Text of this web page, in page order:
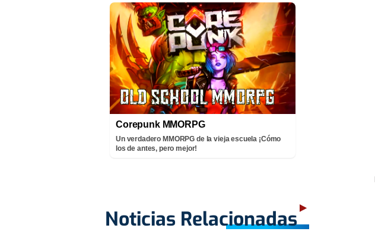
Corepunk MMORPG
Un verdadero MMORPG de la vieja escuela ¡Cómo
los de antes, pero mejor!
Noticias Relacionadas